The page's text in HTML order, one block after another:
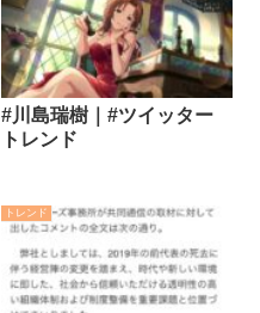
#川島瑞樹｜#ツイッター
トレンド
トレンド